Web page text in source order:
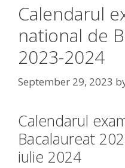
Calendarul
national de
2023-2024
September 29, 2023
Calendarul
Bacalaureat
iulie 2024